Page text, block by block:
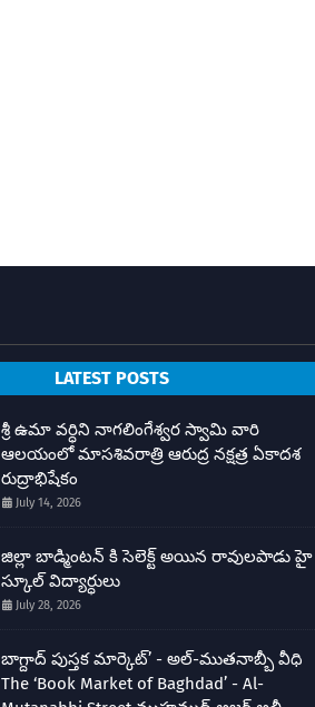
LATEST POSTS
శ్రీ ఉమా వర్ధిని నాగలింగేశ్వర స్వామి వారి
ఆలయంలో మాసశివరాత్రి ఆరుద్ర నక్షత్ర ఏకాదశ
రుద్రాభిషేకం
July 14, 2026
జిల్లా బాడ్మింటన్ కి సెలెక్ట్ అయిన రావులపాడు హై
స్కూల్ విద్యార్ధులు
July 28, 2026
బాగ్దాద్ పుస్తక మార్కెట్’ - అల్-ముతనాబ్బీ వీధి
The ‘Book Market of Baghdad’ - Al-